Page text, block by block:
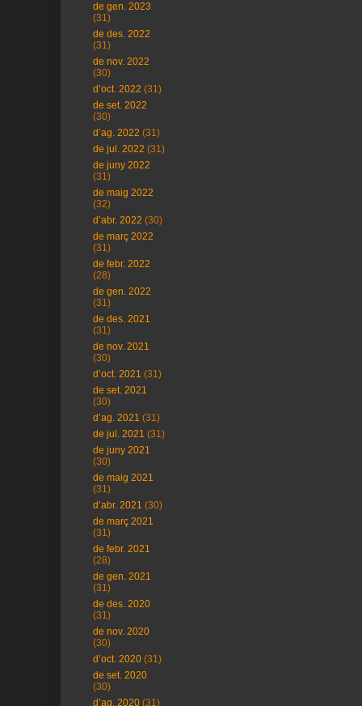
de gen. 2023
(31)
de des. 2022
(31)
de nov. 2022
(30)
d’oct. 2022 (31)
de set. 2022
(30)
d’ag. 2022 (31)
de jul. 2022 (31)
de juny 2022
(31)
de maig 2022
(32)
d’abr. 2022 (30)
de març 2022
(31)
de febr. 2022
(28)
de gen. 2022
(31)
de des. 2021
(31)
de nov. 2021
(30)
d’oct. 2021 (31)
de set. 2021
(30)
d’ag. 2021 (31)
de jul. 2021 (31)
de juny 2021
(30)
de maig 2021
(31)
d’abr. 2021 (30)
de març 2021
(31)
de febr. 2021
(28)
de gen. 2021
(31)
de des. 2020
(31)
de nov. 2020
(30)
d’oct. 2020 (31)
de set. 2020
(30)
d’ag. 2020 (31)